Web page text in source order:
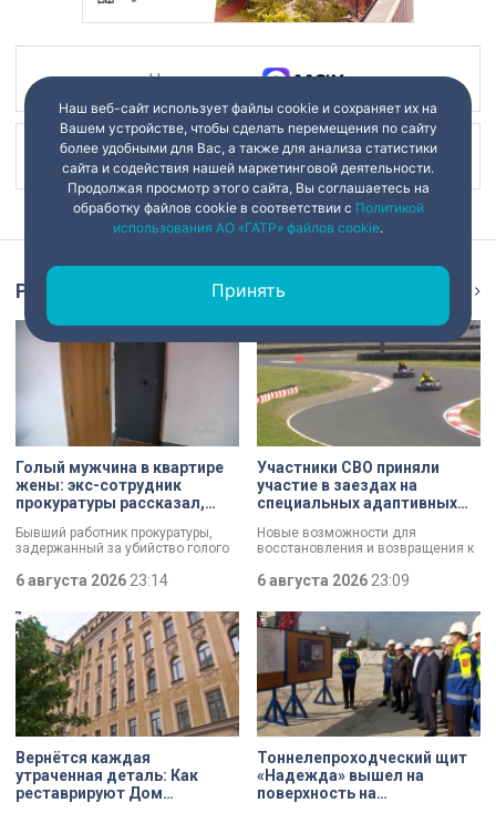
Наш канал в
Наш канал в
Репортаж
Голый мужчина в квартире
жены: экс-сотрудник
прокуратуры рассказал,
Бывший работник прокуратуры,
задержанный за убийство голого
которые толкнули его на страшное
преступление. Два года назад он
вынес мертвеца из дома на улице
Луначарского, выдавая
бездыханного мужчину за
изрядно перебравшего приятеля.
6 августа 2026 23:14
Участники СВО приняли
участие в заездах на
специальных адаптивных
Новые возможности для
восстановления и возвращения к
фонда «СВОй дом» в Петербурге
встретились с участниками
специальной военной операции,
которые сейчас проходят курс
реабилитации. Главным событием
дня стали заезды на специальных
адаптивных карт-машинах, где
ветераны смогли лично
протестировать технику и
почувствовать скорость.
6 августа 2026 23:09
Вернётся каждая
утраченная деталь: Как
реставрируют Дом
Тоннелепроходческий щит
«Надежда» вышел на
поверхность на
Наш веб-сайт использует файлы cookie и сохраняет их на
Вашем устройстве, чтобы сделать перемещения по сайту
более удобными для Вас, а также для анализа статистики
сайта и содействия нашей маркетинговой деятельности.
Продолжая просмотр этого сайта, Вы соглашаетесь на
обработку файлов cookie в соответствии с Политикой
использования АО «ГАТР» файлов cookie.
Принять